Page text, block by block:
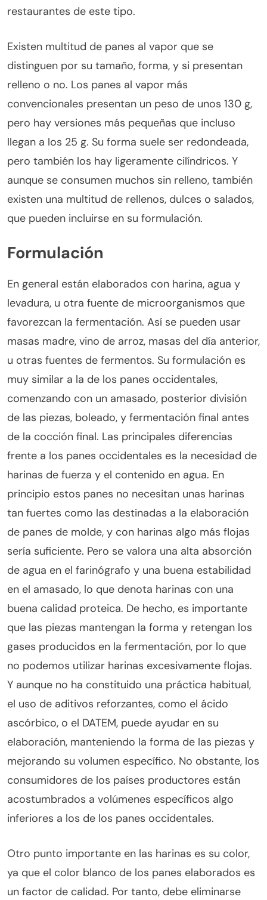
restaurantes de este tipo.
Existen multitud de panes al vapor que se
distinguen por su tamaño, forma, y si presentan
relleno o no. Los panes al vapor más
convencionales presentan un peso de unos 130 g,
pero hay versiones más pequeñas que incluso
llegan a los 25 g. Su forma suele ser redondeada,
pero también los hay ligeramente cilíndricos. Y
aunque se consumen muchos sin relleno, también
existen una multitud de rellenos, dulces o salados,
que pueden incluirse en su formulación.
Formulación
En general están elaborados con harina, agua y
levadura, u otra fuente de microorganismos que
favorezcan la fermentación. Así se pueden usar
masas madre, vino de arroz, masas del día anterior,
u otras fuentes de fermentos. Su formulación es
muy similar a la de los panes occidentales,
comenzando con un amasado, posterior división
de las piezas, boleado, y fermentación final antes
de la cocción final. Las principales diferencias
frente a los panes occidentales es la necesidad de
harinas de fuerza y el contenido en agua. En
principio estos panes no necesitan unas harinas
tan fuertes como las destinadas a la elaboración
de panes de molde, y con harinas algo más flojas
sería suficiente. Pero se valora una alta absorción
de agua en el farinógrafo y una buena estabilidad
en el amasado, lo que denota harinas con una
buena calidad proteica. De hecho, es importante
que las piezas mantengan la forma y retengan los
gases producidos en la fermentación, por lo que
no podemos utilizar harinas excesivamente flojas.
Y aunque no ha constituido una práctica habitual,
el uso de aditivos reforzantes, como el ácido
ascórbico, o el DATEM, puede ayudar en su
elaboración, manteniendo la forma de las piezas y
mejorando su volumen específico. No obstante, los
consumidores de los países productores están
acostumbrados a volúmenes específicos algo
inferiores a los de los panes occidentales.
Otro punto importante en las harinas es su color,
ya que el color blanco de los panes elaborados es
un factor de calidad. Por tanto, debe eliminarse